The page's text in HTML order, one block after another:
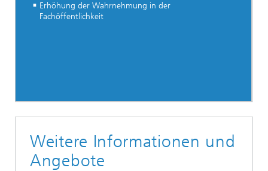
Erhöhung der Wahrnehmung in der
Fachöffentlichkeit
Weitere Informationen und
Angebote